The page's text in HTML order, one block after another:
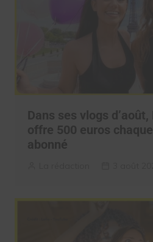
Dans ses vlogs
offre 500 euros
abonné